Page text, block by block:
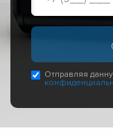
Отправляя